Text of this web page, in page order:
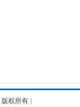
版权所有